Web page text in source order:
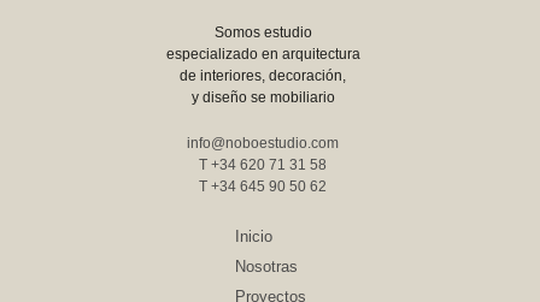
Somos estudio
especializado en arquitectura
de interiores, decoración,
y diseño se mobiliario
info@noboestudio.com
T +34 620 71 31 58
T +34 645 90 50 62
Inicio
Nosotras
Proyectos